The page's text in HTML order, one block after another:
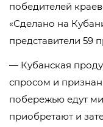
победителей
«Сделано на
представители 59
— Кубанская
спросом и
побережью едут
приобретают и